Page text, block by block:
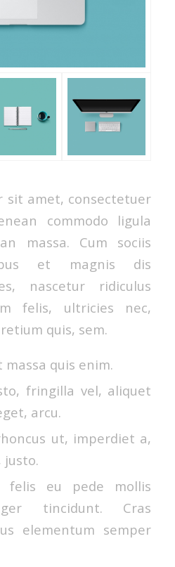
sit amet, consectetuer
commodo ligula
massa. Cum sociis
et magnis dis
nascetur ridiculus
felis, ultricies nec,
quis, sem.
massa quis enim.
fringilla vel, aliquet
arcu.
ut, imperdiet a,
justo.
felis eu pede mollis
tincidunt. Cras
elementum semper